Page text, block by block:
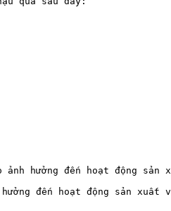
hưởng đến hoạt động sản
đến hoạt động sản xuất